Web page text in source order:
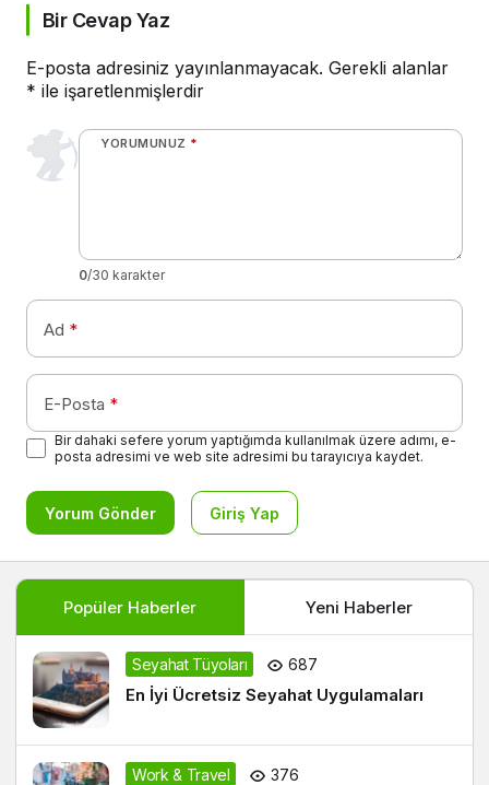
Bir Cevap Yaz
E-posta adresiniz yayınlanmayacak. Gerekli alanlar
* ile işaretlenmişlerdir
YORUMUNUZ *
0/30 karakter
Ad *
E-Posta *
Bir dahaki sefere yorum yaptığımda kullanılmak üzere adımı, e-
posta adresimi ve web site adresimi bu tarayıcıya kaydet.
Yorum Gönder Giriş Yap
Popüler Haberler Yeni Haberler
Seyahat Tüyoları 687
En İyi Ücretsiz Seyahat Uygulamaları
Work & Travel 376